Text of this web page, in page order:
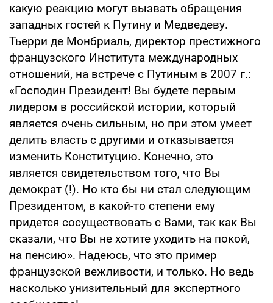
какую реакцию могут вызвать обращения
западных гостей к Путину и Медведеву.
Тьерри де Монбриаль, директор престижного
французского Института международных
отношений, на встрече с Путиным в 2007 г.:
«Господин Президент! Вы будете первым
лидером в российской истории, который
является очень сильным, но при этом умеет
делить власть с другими и отказывается
изменить Конституцию. Конечно, это
является свидетельством того, что Вы
демократ (!). Но кто бы ни стал следующим
Президентом, в какой-то степени ему
придется сосуществовать с Вами, так как Вы
сказали, что Вы не хотите уходить на покой,
на пенсию». Надеюсь, что это пример
французской вежливости, и только. Но ведь
насколько унизительный для экспертного